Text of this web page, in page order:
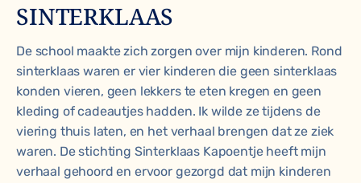
SINTERKLAAS
De school maakte zich zorgen over mijn kinderen. Rond
sinterklaas waren er vier kinderen die geen sinterklaas
konden vieren, geen lekkers te eten kregen en geen
kleding of cadeautjes hadden. Ik wilde ze tijdens de
viering thuis laten, en het verhaal brengen dat ze ziek
waren. De stichting Sinterklaas Kapoentje heeft mijn
verhaal gehoord en ervoor gezorgd dat mijn kinderen